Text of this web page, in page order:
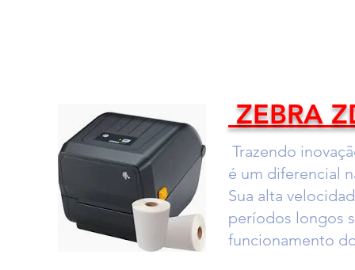
ZEBRA
Trazendo
é um diferencial
Sua alta
períodos longos
funcionamento